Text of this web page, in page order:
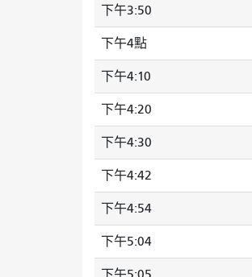
下午3:50
下午4點
下午4:10
下午4:20
下午4:30
下午4:42
下午4:54
下午5:04